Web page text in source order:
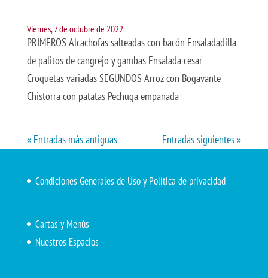
Viernes, 7 de octubre de 2022
PRIMEROS Alcachofas salteadas con bacón Ensaladadilla
de palitos de cangrejo y gambas Ensalada cesar
Croquetas variadas SEGUNDOS Arroz con Bogavante
Chistorra con patatas Pechuga empanada
« Entradas más antiguas Entradas siguientes »
Condiciones Generales de Uso y Política de privacidad
Cartas y Menús
Nuestros Espacios